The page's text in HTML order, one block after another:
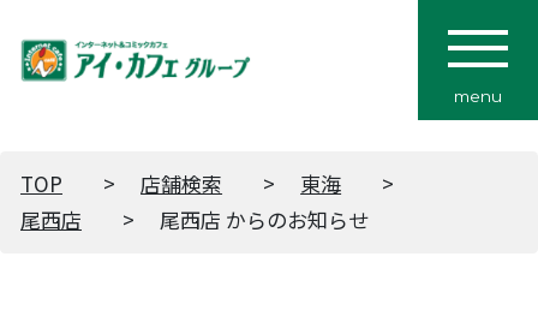
menu
TOP 店舗検索
東海
尾西店
尾西店 からのお知らせ